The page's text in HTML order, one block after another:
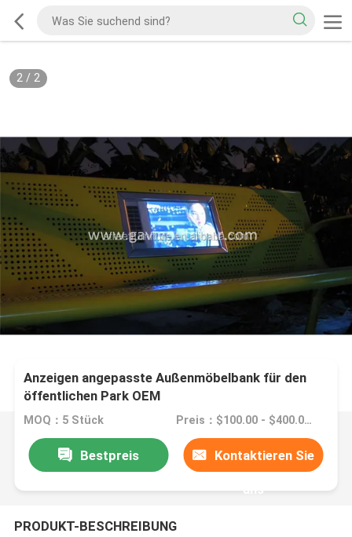
2/ 2
Anzeigen angepasste Außenmöbelbank für den
öffentlichen Park OEM
MOQ：5 Stück Preis：$100.00 - $400.00/pieces
Bestpreis Kontaktieren Sie
uns
PRODUKT-BESCHREIBUNG